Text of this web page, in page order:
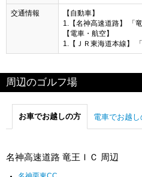
交通情報
【自動車】
1.【名神高速道路】 「
【電車・航空】
1.【ＪＲ東海道本線】
周辺のゴルフ場
お車でお越しの方 電車でお越し
名神高速道路 竜王ＩＣ 周辺